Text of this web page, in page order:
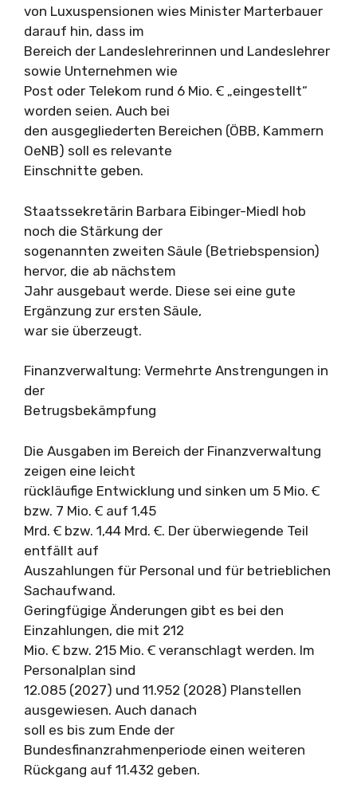
von Luxuspensionen wies Minister Marterbauer
darauf hin, dass im
Bereich der Landeslehrerinnen und Landeslehrer
sowie Unternehmen wie
Post oder Telekom rund 6 Mio. Ꞓ „eingestellt“
worden seien. Auch bei
den ausgegliederten Bereichen (ÖBB, Kammern
OeNB) soll es relevante
Einschnitte geben.
Staatssekretärin Barbara Eibinger-Miedl hob
noch die Stärkung der
sogenannten zweiten Säule (Betriebspension)
hervor, die ab nächstem
Jahr ausgebaut werde. Diese sei eine gute
Ergänzung zur ersten Säule,
war sie überzeugt.
Finanzverwaltung: Vermehrte Anstrengungen in
der
Betrugsbekämpfung
Die Ausgaben im Bereich der Finanzverwaltung
zeigen eine leicht
rückläufige Entwicklung und sinken um 5 Mio. Ꞓ
bzw. 7 Mio. Ꞓ auf 1,45
Mrd. Ꞓ bzw. 1,44 Mrd. Ꞓ. Der überwiegende Teil
entfällt auf
Auszahlungen für Personal und für betrieblichen
Sachaufwand.
Geringfügige Änderungen gibt es bei den
Einzahlungen, die mit 212
Mio. Ꞓ bzw. 215 Mio. Ꞓ veranschlagt werden. Im
Personalplan sind
12.085 (2027) und 11.952 (2028) Planstellen
ausgewiesen. Auch danach
soll es bis zum Ende der
Bundesfinanzrahmenperiode einen weiteren
Rückgang auf 11.432 geben.